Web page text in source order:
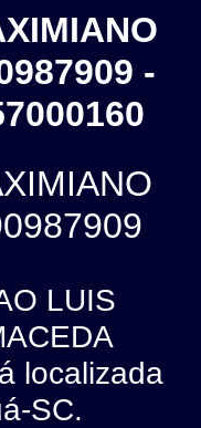
-
LUIS
localizada
SC.